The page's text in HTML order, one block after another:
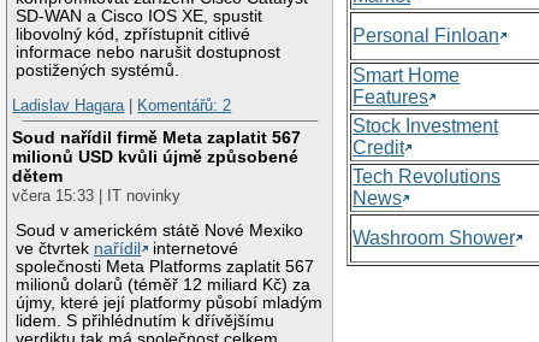
SD-WAN a Cisco IOS XE, spustit
libovolný kód, zpřístupnit citlivé
informace nebo narušit dostupnost
postižených systémů.
Ladislav Hagara| Komentářů: 2
Soud nařídil firmě Meta zaplatit 567
milionů USD kvůli újmě způsobené
dětem
včera 15:33 | IT novinky
Soud v americkém státě Nové Mexiko
ve čtvrtek nařídil
internetové
společnosti Meta Platforms zaplatit 567
milionů dolarů (téměř 12 miliard Kč) za
újmy, které její platformy působí mladým
lidem. S přihlédnutím k dřívějšímu
Personal Finloan
Smart Home
Features
Stock Investment
Credit
Tech Revolutions
News
Washroom Shower